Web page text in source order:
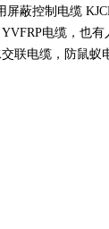
屏蔽控制电缆
YVFRP电缆，也有
联电缆，防鼠蚁